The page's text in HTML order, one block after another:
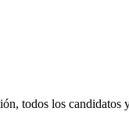
todos los